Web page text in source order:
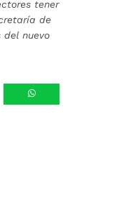
tener
de
del nuevo